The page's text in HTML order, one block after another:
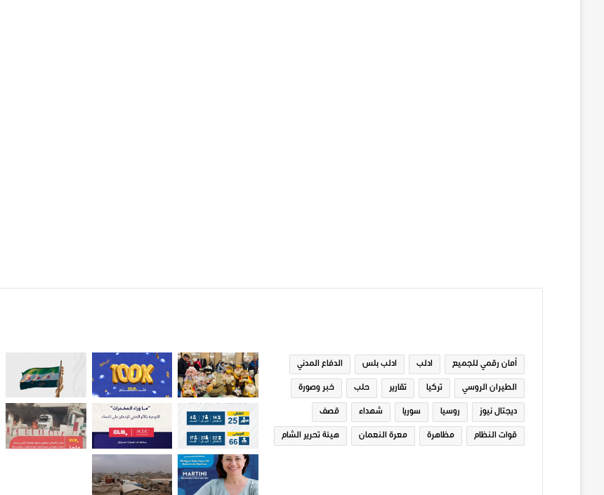
أمان رقمي للجميع ادلب ادلب بلس الدفاع المدني
الطيران الروسي تركيا تقارير حلب خبر وصورة
ديجتال نيوز روسيا سوريا شهداء قصف
قوات النظام مظاهرة معرة النعمان هيئة تحرير الشام